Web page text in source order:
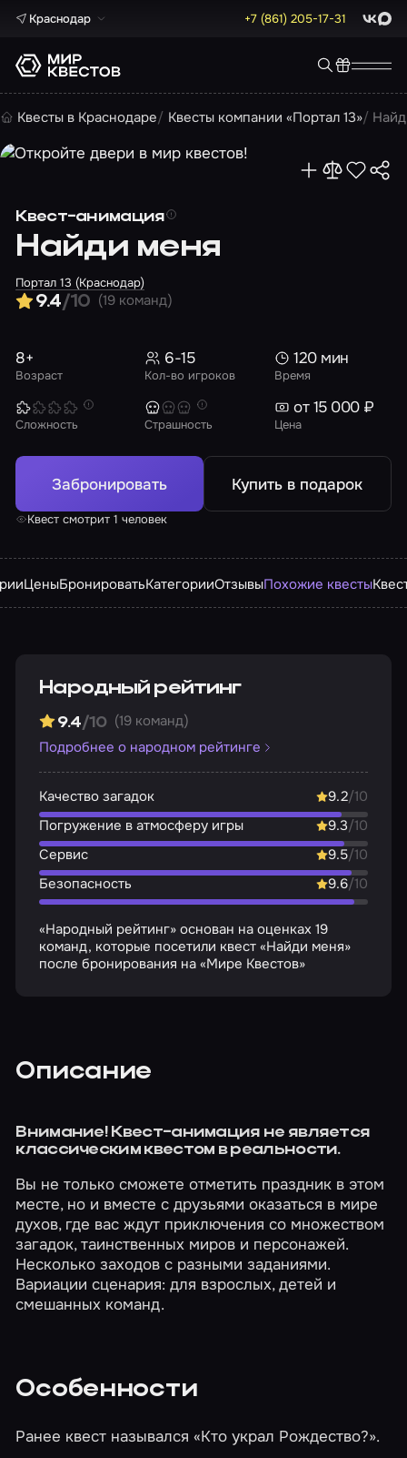
Краснодар +7 (861) 205-17-31 Max
Квесты в Краснодаре Квесты компании «Портал 13»
Квест-анимация
Найди меня
Портал 13 (Краснодар)
9.4/10 (19 команд)
Возраст
8+
Кол-во игроков
6-15
Время
120 мин
Сложность Страшность Цена
от 15 000 ₽
Забронировать Купить в подарок
Квест смотрит 1 человек
ЦеныБронироватьКатегорииОтзывыПохожие квесты
Народный рейтинг
9.4/10 (19 команд)
Подробнее о народном рейтинге
Качество загадок 9.2/10
Погружение в атмосферу игры
9.3/10
Сервис
9.5/10
Безопасность
9.6/10
«Народный рейтинг» основан на оценках 19
команд, которые посетили квест «Найди меня»
после бронирования на «Мире Квестов»
Описание
Внимание! Квест-анимация не является
классическим квестом в реальности.
Вы не только сможете отметить праздник в этом
месте, но и вместе с друзьями оказаться в мире
духов, где вас ждут приключения со множеством
загадок, таинственных миров и персонажей.
Несколько заходов с разными заданиями.
Вариации сценария: для взрослых, детей и
смешанных команд.
Особенности
Ранее квест назывался «Кто украл Рождество?».